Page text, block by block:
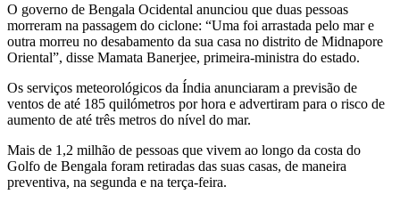
O governo de Bengala Ocidental anunciou que duas pessoas
morreram na passagem do ciclone: “Uma foi arrastada pelo mar e
outra morreu no desabamento da sua casa no distrito de Midnapore
Oriental”, disse Mamata Banerjee, primeira-ministra do estado.
Os serviços meteorológicos da Índia anunciaram a previsão de
ventos de até 185 quilómetros por hora e advertiram para o risco de
aumento de até três metros do nível do mar.
Mais de 1,2 milhão de pessoas que vivem ao longo da costa do
Golfo de Bengala foram retiradas das suas casas, de maneira
preventiva, na segunda e na terça-feira.